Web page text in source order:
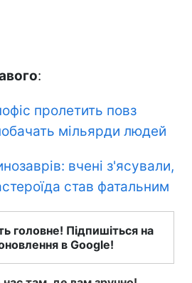
:
пролетить повз
мільярди людей
вчені з'ясували,
став фатальним
головне! Підпишіться на
в Google!